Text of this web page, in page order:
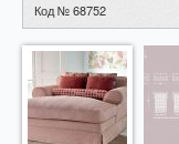
Код № 68752